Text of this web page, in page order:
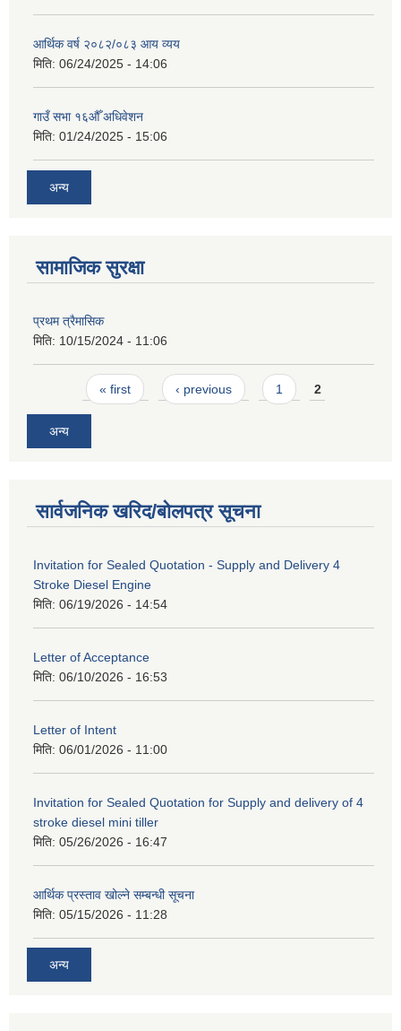
आर्थिक वर्ष २०८२/०८३ आय व्यय
मिति: 06/24/2025 - 14:06
गाउँ सभा १६औँ अधिवेशन
मिति: 01/24/2025 - 15:06
अन्य
सामाजिक सुरक्षा
प्रथम त्रैमासिक
मिति: 10/15/2024 - 11:06
Pages« first ‹ previous 1 2
अन्य
सार्वजनिक खरिद/बोलपत्र सूचना
Invitation for Sealed Quotation - Supply and Delivery 4
Stroke Diesel Engine
मिति: 06/19/2026 - 14:54
Letter of Acceptance
मिति: 06/10/2026 - 16:53
Letter of Intent
मिति: 06/01/2026 - 11:00
Invitation for Sealed Quotation for Supply and delivery of 4
stroke diesel mini tiller
मिति: 05/26/2026 - 16:47
आर्थिक प्रस्ताव खोल्ने सम्बन्धी सूचना
मिति: 05/15/2026 - 11:28
अन्य